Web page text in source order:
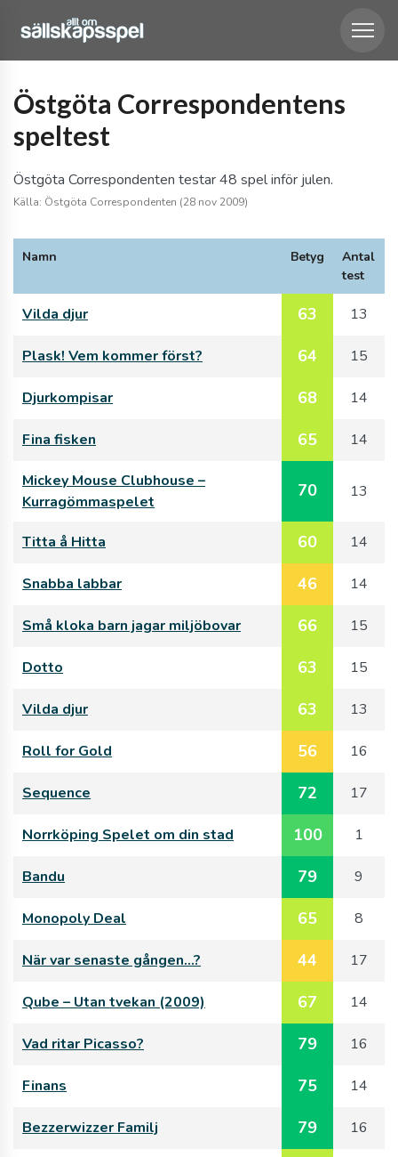
Östgöta Correspondentens
speltest
Östgöta Correspondenten testar 48 spel inför julen.
Källa: Östgöta Correspondenten (28 nov 2009)
Namn Betyg
Antal
test
Vilda djur 63 13
Plask! Vem kommer först? 64 15
Djurkompisar 68 14
Fina fisken 65 14
Mickey Mouse Clubhouse –
Kurragömmaspelet
70 13
Titta å Hitta 60 14
Snabba labbar 46 14
Små kloka barn jagar miljöbovar 66 15
Dotto 63 15
Vilda djur 63 13
Roll for Gold 56 16
Sequence 72 17
Norrköping Spelet om din stad 100 1
Bandu 79 9
Monopoly Deal 65 8
När var senaste gången…? 44 17
Qube – Utan tvekan (2009) 67 14
Vad ritar Picasso? 79 16
Finans 75 14
Bezzerwizzer Familj 79 16